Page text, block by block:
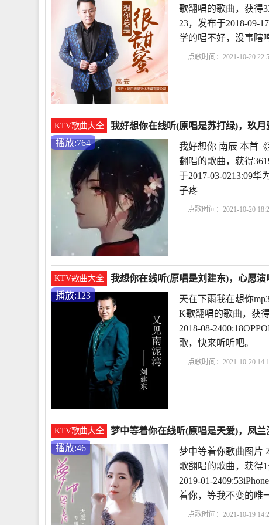
歌翻唱的歌曲，获得
23，发布于2018-09-
学的唱不好，没事瞎
点歌时间：2021-10-20
KTV歌曲大全
我好想你在线听(原唱是苏打绿)，玖月
播放:764
我好想你 南辰 本首
翻唱的歌曲，获得
于2017-03-0213:09
子疼
点歌时间：2021-10-20
KTV歌曲大全
我想你在线听(原唱是刘建东)，心愿演
播放:123
天在下雨我在想你
K歌翻唱的歌曲，获
2018-08-
歌，快来听听吧。
点歌时间：2021-10-20
KTV歌曲大全
梦中等着你在线听(原唱是天爱)，凤兰
播放:46
梦中等着你歌曲图片
歌翻唱的歌曲，获得
2019-01-
着你，等我不变的唯
点歌时间：2021-10-19